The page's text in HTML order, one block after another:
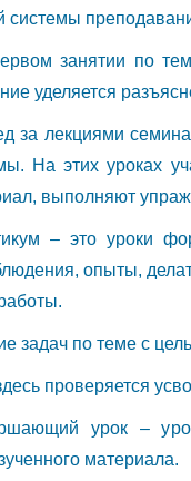
системы
занятии по
уделяется
за лекциями
На этих уроках
выполняют
– это уроки
опыты,
задач по теме с
проверяется
урок –
материала.